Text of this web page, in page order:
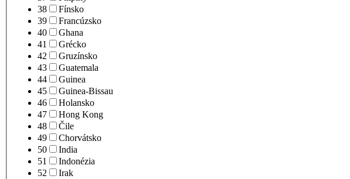
38
Fínsko
39
Francúzsko
40
Ghana
41
Grécko
42
Gruzínsko
43
Guatemala
44
Guinea
45
Guinea-Bissau
46
Holansko
47
Hong Kong
48
Čile
49
Chorvátsko
50
India
51
Indonézia
52
Irak